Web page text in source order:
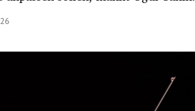
öffnen/schließen